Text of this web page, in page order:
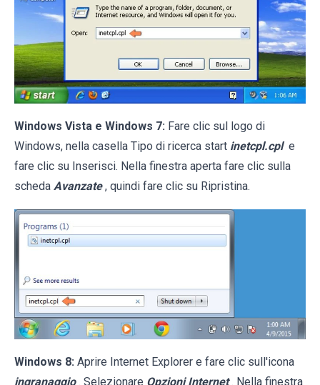
Windows Vista e Windows 7: Fare clic sul logo di
Windows, nella casella Tipo di ricerca start inetcpl.cpl e
fare clic su Inserisci. Nella finestra aperta fare clic sulla
scheda Avanzate , quindi fare clic su Ripristina.
Windows 8: Aprire Internet Explorer e fare clic sull'icona
ingranaggio . Selezionare Opzioni Internet . Nella finestra